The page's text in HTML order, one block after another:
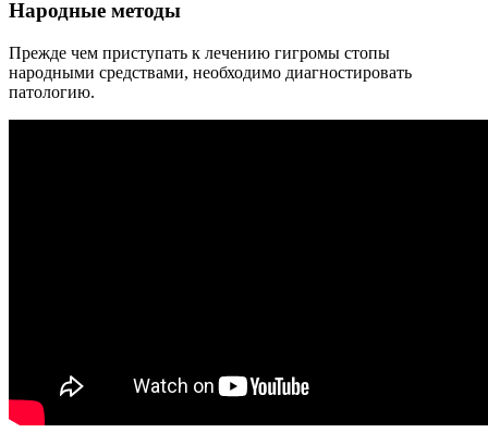
Народные методы
Прежде чем приступать к лечению гигромы стопы
народными средствами, необходимо диагностировать
патологию.